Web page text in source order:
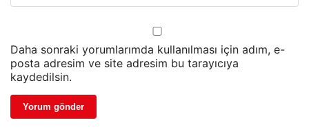
Daha sonraki yorumlarımda kullanılması için adım, e-
posta adresim ve site adresim bu tarayıcıya
kaydedilsin.